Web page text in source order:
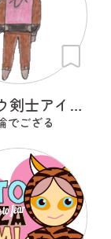
レイヨウ剣士アイベクサー
でござる